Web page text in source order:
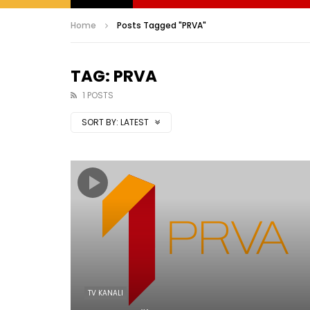
Home Posts Tagged "PRVA"
TAG: PRVA
1 POSTS
SORT BY: LATEST
TV KANALI